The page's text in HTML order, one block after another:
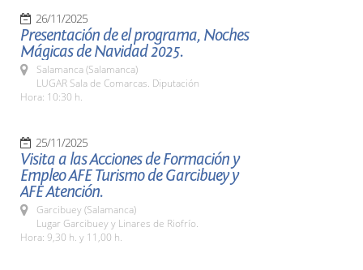
26/11/2025
Presentación de el programa, Noches
Mágicas de Navidad 2025.
Salamanca (Salamanca)
LUGAR Sala de Comarcas. Diputación
Hora: 10:30 h.
25/11/2025
Visita a las Acciones de Formación y
Empleo AFE Turismo de Garcibuey y
AFE Atención.
Garcibuey (Salamanca)
Lugar Garcibuey y Linares de Riofrío.
Hora: 9,30 h. y 11,00 h.